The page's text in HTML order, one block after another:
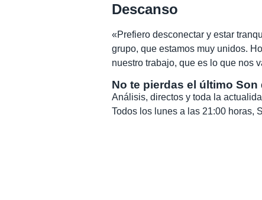
Descanso
«Prefiero desconectar y estar
grupo, que estamos muy unidos.
nuestro trabajo, que es lo que nos
No te pierdas el último Son
Análisis, directos y toda la
Todos los lunes a las 21:00 horas,